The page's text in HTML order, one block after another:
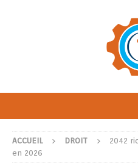
ACCUEIL DROIT
2042
en 2026